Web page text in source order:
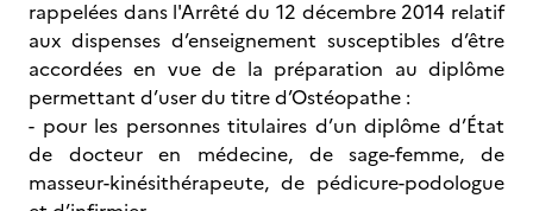
rappelées dans l'Arrêté du 12 décembre 2014 relatif
aux dispenses d’enseignement susceptibles d’être
accordées en vue de la préparation au diplôme
permettant d’user du titre d’Ostéopathe :
- pour les personnes titulaires d’un diplôme d’État
de docteur en médecine, de sage-femme, de
masseur-kinésithérapeute, de pédicure-podologue